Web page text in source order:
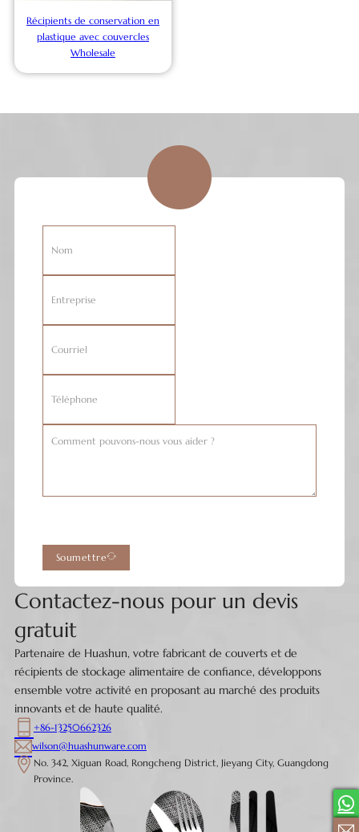
Récipients de conservation en
plastique avec couvercles
Wholesale
Contactez-nous pour un devis
gratuit
Partenaire de Huashun, votre fabricant de couverts et de
récipients de stockage alimentaire de confiance, développons
ensemble votre activité en proposant au marché des produits
innovants et de haute qualité.
+86-13250662326
wilson@huashunware.com
No. 342, Xiguan Road, Rongcheng District, Jieyang City, Guangdong
Province.
Soumettre